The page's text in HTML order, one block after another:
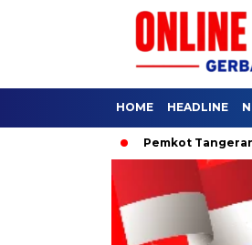
HOME HEADLINE
Pemkot Tangerang